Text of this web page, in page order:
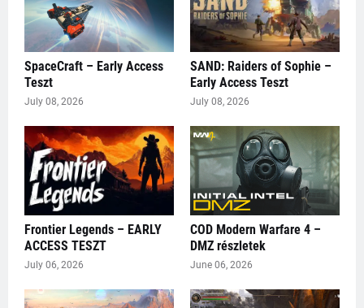
SpaceCraft – Early Access
Teszt
July 08, 2026
SAND: Raiders of Sophie –
Early Access Teszt
July 08, 2026
Frontier Legends – EARLY
ACCESS TESZT
July 06, 2026
COD Modern Warfare 4 –
DMZ részletek
June 06, 2026